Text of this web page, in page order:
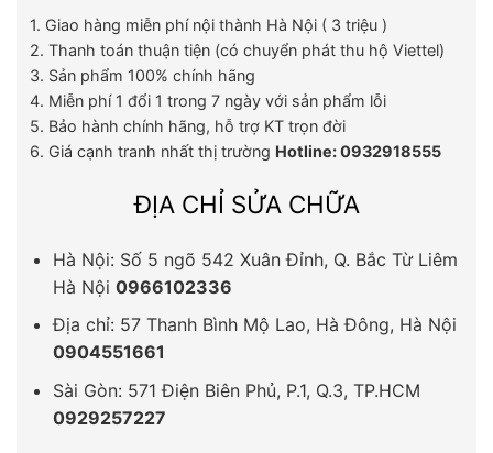
1. Giao hàng miễn phí nội thành Hà Nội ( 3 triệu )
2. Thanh toán thuận tiện (có chuyển phát thu hộ Viettel)
3. Sản phẩm 100% chính hãng
4. Miễn phí 1 đổi 1 trong 7 ngày với sản phẩm lỗi
5. Bảo hành chính hãng, hỗ trợ KT trọn đời
6. Giá cạnh tranh nhất thị trường Hotline: 0932918555
ĐỊA CHỈ SỬA CHỮA
Hà Nội: Số 5 ngõ 542 Xuân Đỉnh, Q. Bắc Từ Liêm
Hà Nội 0966102336
Địa chỉ: 57 Thanh Bình Mộ Lao, Hà Đông, Hà Nội
0904551661
Sài Gòn: 571 Điện Biên Phủ, P.1, Q.3, TP.HCM
0929257227